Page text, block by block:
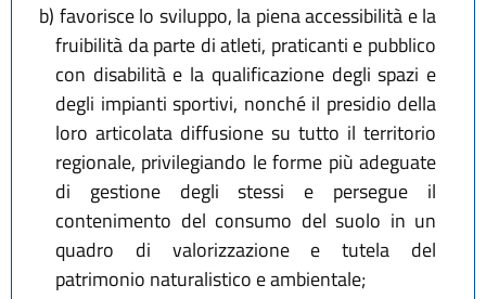
b) favorisce lo sviluppo, la piena accessibilità e la
fruibilità da parte di atleti, praticanti e pubblico
con disabilità e la qualificazione degli spazi e
degli impianti sportivi, nonché il presidio della
loro articolata diffusione su tutto il territorio
regionale, privilegiando le forme più adeguate
di gestione degli stessi e persegue il
contenimento del consumo del suolo in un
quadro di valorizzazione e tutela del
patrimonio naturalistico e ambientale;